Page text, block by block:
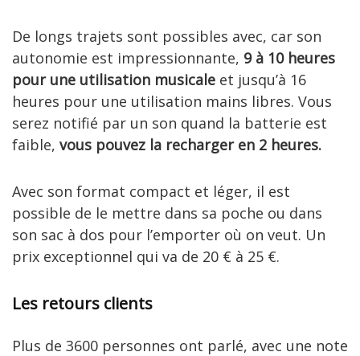
De longs trajets sont possibles avec, car son
autonomie est impressionnante, 9 à 10 heures
pour une utilisation musicale et jusqu’à 16
heures pour une utilisation mains libres. Vous
serez notifié par un son quand la batterie est
faible, vous pouvez la recharger en 2 heures.
Avec son format compact et léger, il est
possible de le mettre dans sa poche ou dans
son sac à dos pour l’emporter où on veut. Un
prix exceptionnel qui va de 20 € à 25 €.
Les retours clients
Plus de 3600 personnes ont parlé, avec une note